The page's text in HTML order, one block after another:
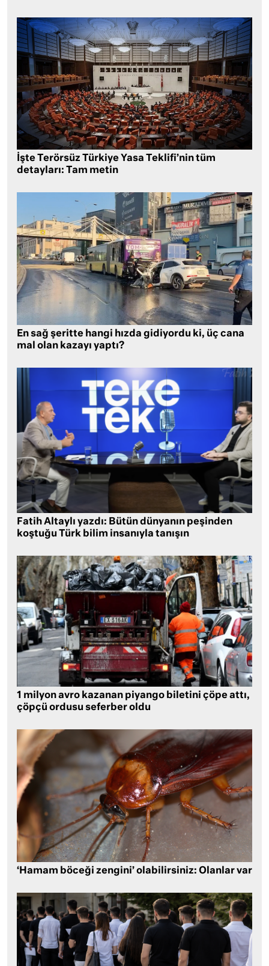
İşte Terörsüz Türkiye Yasa Teklifi’nin tüm
detayları: Tam metin
En sağ şeritte hangi hızda gidiyordu ki, üç cana
mal olan kazayı yaptı?
Fatih Altaylı yazdı: Bütün dünyanın peşinden
koştuğu Türk bilim insanıyla tanışın
1 milyon avro kazanan piyango biletini çöpe attı,
çöpçü ordusu seferber oldu
‘Hamam böceği zengini’ olabilirsiniz: Olanlar var